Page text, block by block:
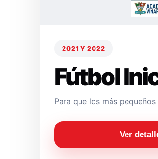
2021 Y 2022
Fútbol
Para que los más
Ver